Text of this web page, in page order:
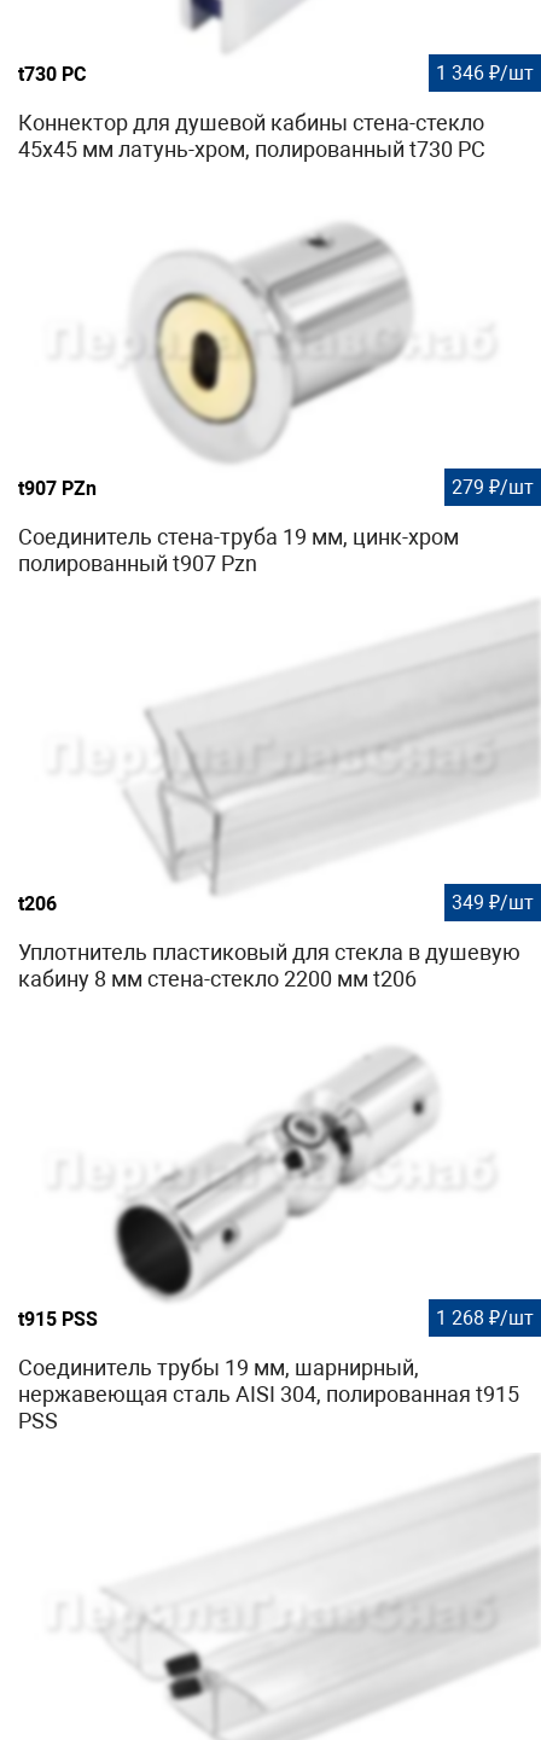
t730 PC 1 346 ₽/шт
Коннектор для душевой кабины стена-стекло
45х45 мм латунь-хром, полированный t730 PC
t907 PZn 279 ₽/шт
Соединитель стена-труба 19 мм, цинк-хром
полированный t907 Pzn
t206 349 ₽/шт
Уплотнитель пластиковый для стекла в душевую
кабину 8 мм стена-стекло 2200 мм t206
t915 PSS 1 268 ₽/шт
Соединитель трубы 19 мм, шарнирный,
нержавеющая сталь AISI 304, полированная t915
PSS